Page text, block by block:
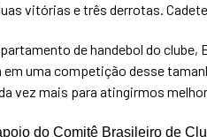
vitórias e três derrotas.
de handebol do
uma competição desse
vez mais para atingirmos
do Comitê Brasileiro de